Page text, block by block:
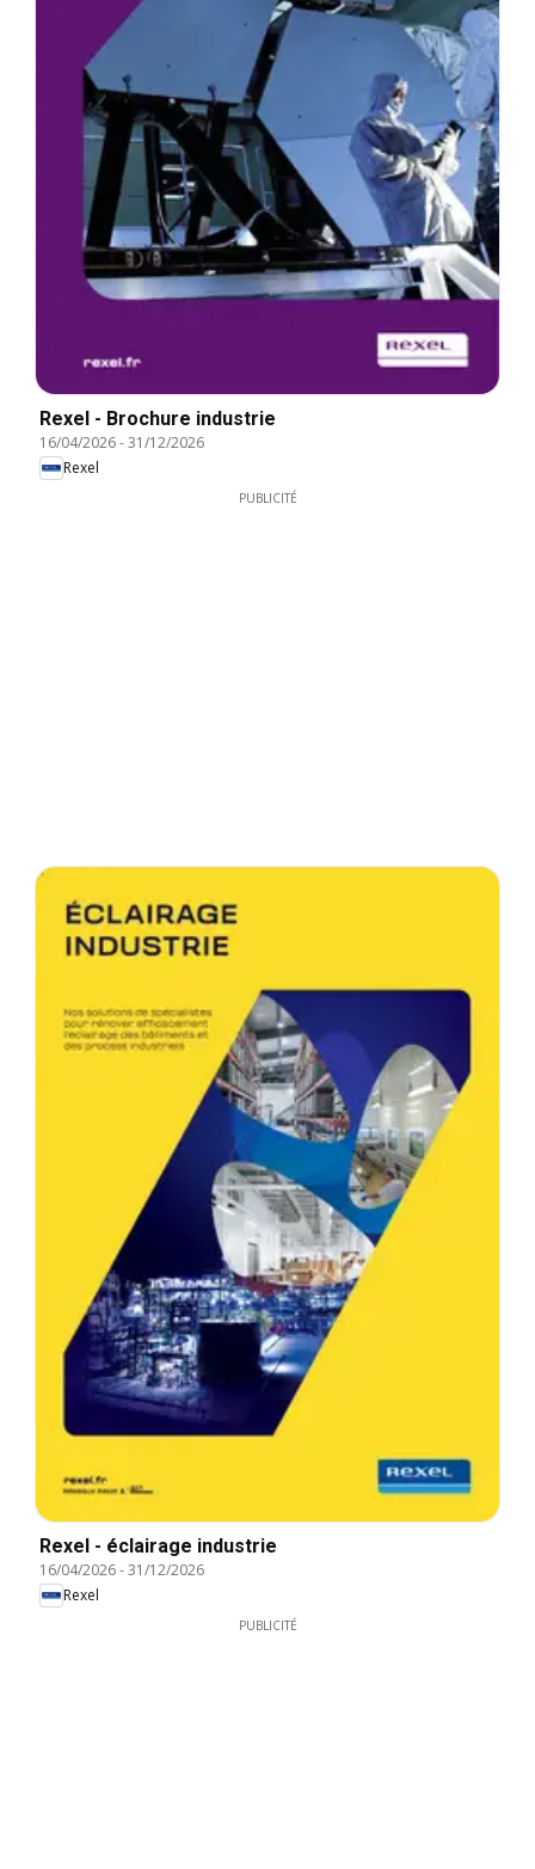
Rexel - Brochure industrie
16/04/2026-31/12/2026
Rexel
PUBLICITÉ
Rexel - éclairage industrie
16/04/2026-31/12/2026
Rexel
PUBLICITÉ